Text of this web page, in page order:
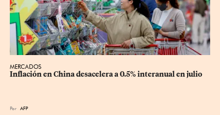
MERCADOS
Inflación en China desacelera a 0.5% interanual en julio
Por AFP